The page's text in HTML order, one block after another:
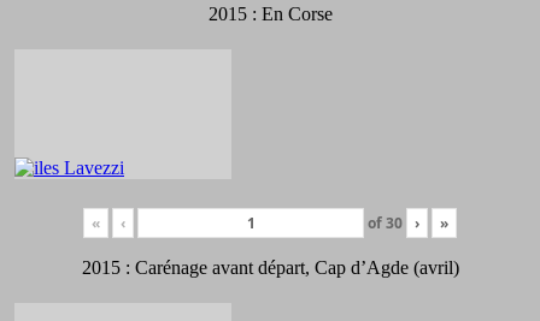
2015 : En Corse
« ‹ of30 › »
2015 : Carénage avant départ, Cap d’Agde (avril)